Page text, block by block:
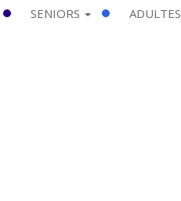
SENIORS ADULTES